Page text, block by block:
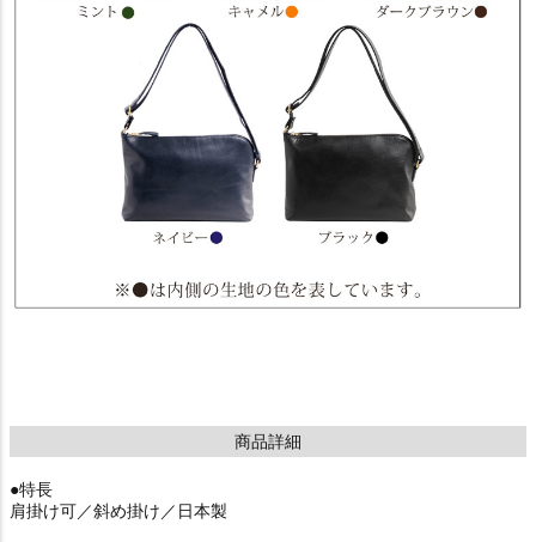
商品詳細
●特長
肩掛け可／斜め掛け／日本製